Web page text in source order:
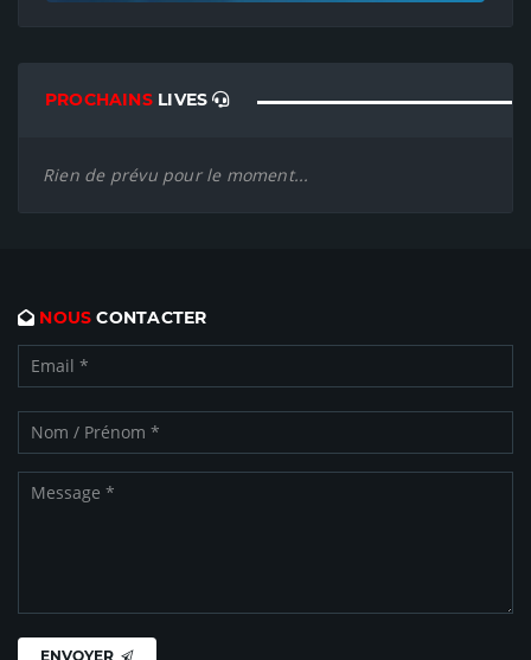
PROCHAINSLIVES
Rien de prévu pour le moment...
NOUS CONTACTER
ENVOYER